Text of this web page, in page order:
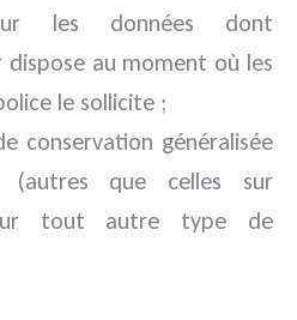
les données dont
dispose au moment où les
le sollicite ;
conservation généralisée
(autres que celles sur
tout autre type de